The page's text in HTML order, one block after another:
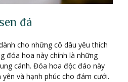
đá
cho những cô dâu yêu thích
đóa hoa này chính là những
cánh. Đóa hoa độc đáo này
và hạnh phúc cho đám cưới.